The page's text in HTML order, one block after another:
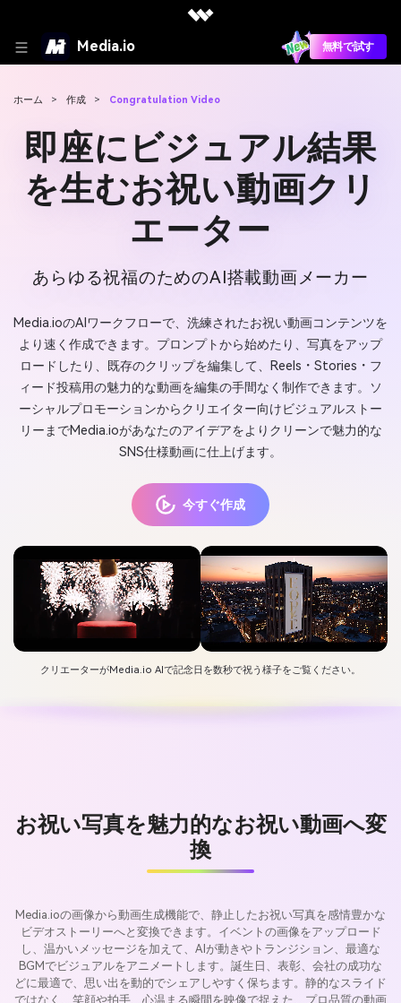
Media.io 無料で試す
ホーム > 作成 > Congratulation Video
即座にビジュアル結果
を生むお祝い動画クリ
エーター
あらゆる祝福のためのAI搭載動画メーカー
Media.ioのAIワークフローで、洗練されたお祝い動画コンテンツを
より速く作成できます。プロンプトから始めたり、写真をアップ
ロードしたり、既存のクリップを編集して、Reels・Stories・フ
ィード投稿用の魅力的な動画を編集の手間なく制作できます。ソ
ーシャルプロモーションからクリエイター向けビジュアルストー
リーまでMedia.ioがあなたのアイデアをよりクリーンで魅力的な
SNS仕様動画に仕上げます。
今すぐ作成
クリエーターがMedia.io AIで記念日を数秒で祝う様子をご覧ください。
お祝い写真を魅力的なお祝い動画へ変
換
Media.ioの画像から動画生成機能で、静止したお祝い写真を感情豊かな
ビデオストーリーへと変換できます。イベントの画像をアップロード
し、温かいメッセージを加えて、AIが動きやトランジション、最適な
BGMでビジュアルをアニメートします。誕生日、表彰、会社の成功な
どに最適で、思い出を動的でシェアしやすく保ちます。静的なスライド
ではなく、笑顔や拍手、心温まる瞬間を映像で捉えた、プロ品質の動画